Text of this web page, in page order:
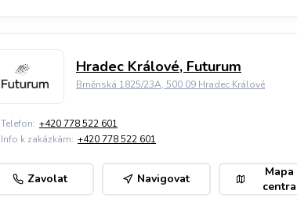
Hradec Králové, Futurum
Brněnská 1825/23A, 500 09 Hradec Králové
Telefon: +420 778 522 601
Info k zakázkám: +420 778 522 601
Zavolat Navigovat
Mapa
centra